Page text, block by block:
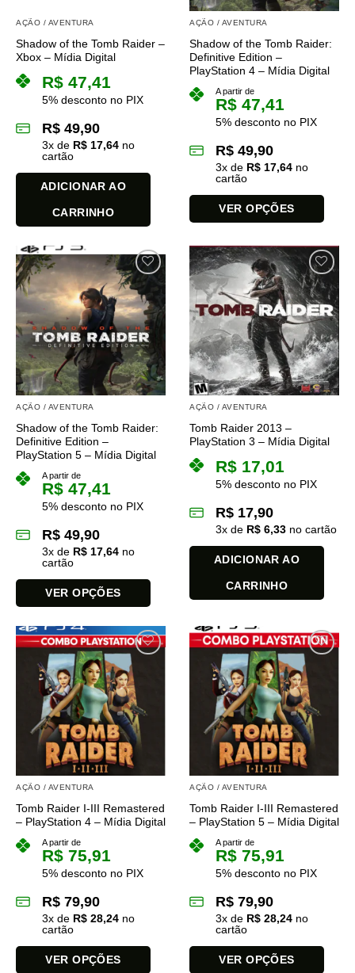
produto
AÇÃO / AVENTURA
Shadow of the Tomb Raider –
Xbox – Mídia Digital
R$ 47,41
5% desconto no PIX
R$ 49,90
3x de R$ 17,64 no
cartão
ADICIONAR AO
CARRINHO
AÇÃO / AVENTURA
Shadow of the Tomb Raider:
Definitive Edition –
PlayStation 4 – Mídia Digital
A partir de
R$ 47,41
5% desconto no PIX
R$ 49,90
3x de R$ 17,64 no
cartão
VER OPÇÕES
produto
tem
várias
variantes.
As
opções
podem
ser
escolhidas
na
página
do
produto
AÇÃO / AVENTURA
Shadow of the Tomb Raider:
Definitive Edition –
PlayStation 5 – Mídia Digital
A partir de
R$ 47,41
5% desconto no PIX
R$ 49,90
3x de R$ 17,64 no
cartão
VER OPÇÕES
produto
tem
várias
variantes.
opções
podem
escolhidas
do
produto
AÇÃO / AVENTURA
Tomb Raider 2013 –
PlayStation 3 – Mídia Digital
R$ 17,01
5% desconto no PIX
R$ 17,90
3x de R$ 6,33 no cartão
ADICIONAR AO
CARRINHO
AÇÃO / AVENTURA
Tomb Raider I-III Remastered
– PlayStation 4 – Mídia Digital
A partir de
R$ 75,91
5% desconto no PIX
R$ 79,90
3x de R$ 28,24 no
cartão
VER OPÇÕES
AÇÃO / AVENTURA
Tomb Raider I-III Remastered
– PlayStation 5 – Mídia Digital
A partir de
R$ 75,91
5% desconto no PIX
R$ 79,90
3x de R$ 28,24 no
cartão
VER OPÇÕES